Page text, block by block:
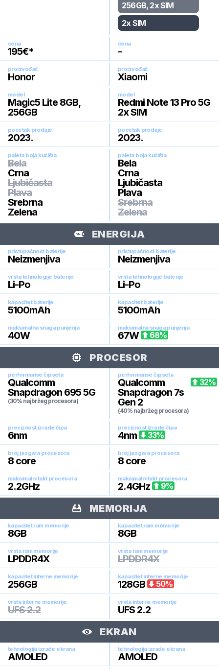
256GB, 2x SIM
2x SIM
cena
195€*
cena
-
proizvođač
Honor
proizvođač
Xiaomi
model
Magic5 Lite 8GB,
256GB
model
Redmi Note 13 Pro 5G
2x SIM
pocetak prodaje
2023.
pocetak prodaje
2023.
paleta boja kućišta
Bela
Crna
Ljubičasta
Plava
Srebrna
Zelena
paleta boja kućišta
Bela
Crna
Ljubičasta
Plava
Srebrna
Zelena
ENERGIJA
pristupačnost baterije
Neizmenjiva
pristupačnost baterije
Neizmenjiva
vrsta tehnologije baterije
Li-Po
vrsta tehnologije baterije
Li-Po
kapacitet baterije
5100mAh
kapacitet baterije
5100mAh
maksimalna snaga punjenja
40W
maksimalna snaga punjenja
67W 68%
PROCESOR
performanse čipseta
Qualcomm
Snapdragon 695 5G
(30% najbržeg procesora)
performanse čipseta
Qualcomm
Snapdragon 7s
Gen 2
(40% najbržeg procesora)
32%
preciznost izrade čipa
6nm
preciznost izrade čipa
4nm 33%
broj jezgara procesora
8 core
broj jezgara procesora
8 core
maksimalni takt procesora
2.2GHz
maksimalni takt procesora
2.4GHz 9%
MEMORIJA
kapacitet ram memorije
8GB
kapacitet ram memorije
8GB
vrsta ram memorije
LPDDR4X
vrsta ram memorije
LPDDR4X
kapacitet interne memorije
256GB
kapacitet interne memorije
128GB 50%
vrsta interne memorije
UFS 2.2
vrsta interne memorije
UFS 2.2
EKRAN
tehnologija izrade ekrana
AMOLED
tehnologija izrade ekrana
AMOLED